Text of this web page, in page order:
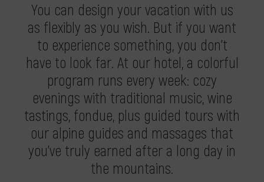
You can design your vacation with us
as flexibly as you wish. But if you want
to experience something, you don't
have to look far. At our hotel, a colorful
program runs every week: cozy
evenings with traditional music, wine
tastings, fondue, plus guided tours with
our alpine guides and massages that
you've truly earned after a long day in
the mountains.